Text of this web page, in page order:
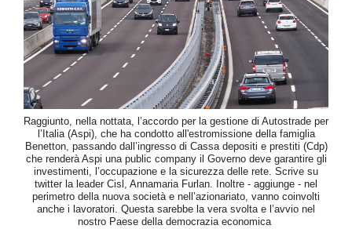
Raggiunto, nella nottata, l’accordo per la gestione di Autostrade per
l’Italia (Aspi), che ha condotto all'estromissione della famiglia
Benetton, passando dall’ingresso di Cassa depositi e prestiti (Cdp)
che renderà Aspi una public company il Governo deve garantire gli
investimenti, l’occupazione e la sicurezza delle rete. Scrive su
twitter la leader Cisl, Annamaria Furlan. Inoltre - aggiunge - nel
perimetro della nuova società e nell’azionariato, vanno coinvolti
anche i lavoratori. Questa sarebbe la vera svolta e l’avvio nel
nostro Paese della democrazia economica